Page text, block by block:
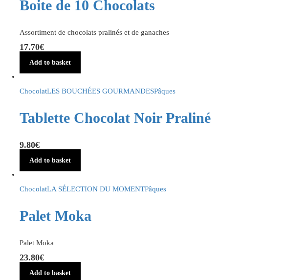
Boite de 10 Chocolats
Assortiment de chocolats pralinés et de ganaches
17.70€
Add to basket
ChocolatLES BOUCHÉES GOURMANDESPâques
Tablette Chocolat Noir Praliné
9.80€
Add to basket
ChocolatLA SÉLECTION DU MOMENTPâques
Palet Moka
Palet Moka
23.80€
Add to basket